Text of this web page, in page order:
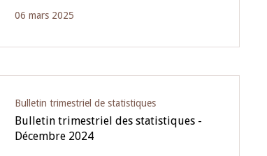
06 mars 2025
Bulletin trimestriel de statistiques
Bulletin trimestriel des statistiques -
Décembre 2024